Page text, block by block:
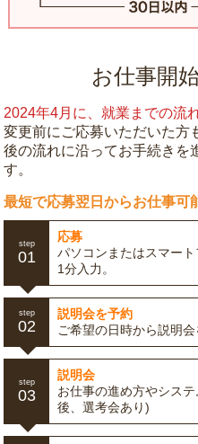
お仕事開
2024年4月に、就業までの流
変更前にご応募いただいた方
後の流れに沿ってお手続きを
す。
最短で応募翌日からお仕事可
step
01
応募
パソコンまたはスマー
1分入力。
step
02
説明会を予約
ご希望の日時から説明会
step
03
説明会
お仕事の進め方やシス
後、選考会あり)